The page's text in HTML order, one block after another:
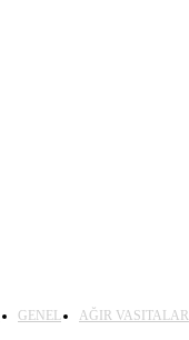
GENEL AĞIR VASITALAR